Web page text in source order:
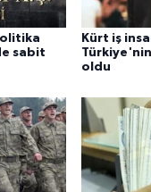
sabit
Kürt iş
oldu